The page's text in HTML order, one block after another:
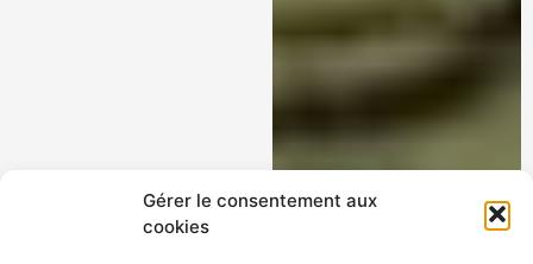
Gérer le consentement aux
cookies